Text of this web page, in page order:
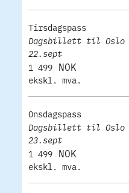
Tirsdagspass
Dagsbillett til Oslo
22.sept
1 499 NOK
ekskl. mva.
Onsdagspass
Dagsbillett til Oslo
23.sept
1 499 NOK
ekskl. mva.